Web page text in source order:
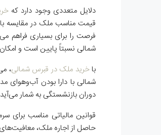
دلایل متعددی وجود دارد که
قیمت مناسب ملک در مقایسه
فرصت را برای بسیاری فراهم
شمالی نسبتاً پایین است و
باخرید ملک در قبرس شمالی،
شمالی با دارا بودن آب‌وهوای
دوران بازنشستگی به شمار
قوانین مالیاتی مناسب برای
حاصل از اجاره ملک،